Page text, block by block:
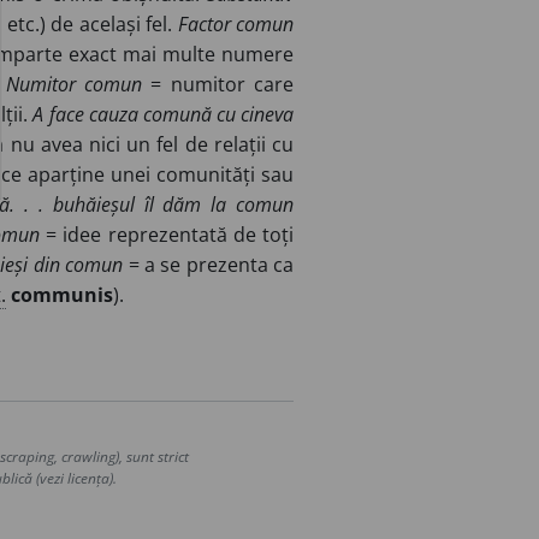
de același fel. Factor comun
exact mai multe numere
Numitor comun = numitor care
A face cauza comună cu cineva
nu avea nici un fel de relații cu
ce aparține unei comunități sau
. . buhăieșul îl dăm la comun
= idee reprezentată de toți
din comun = a se prezenta ca
communis).
crawling), sunt strict
(vezi licența).